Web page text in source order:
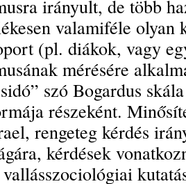
irányult, de több
valamiféle olyan
(pl. diákok, vagy
mérésére
szó Bogardus
részeként.
rengeteg kérdés
kérdések